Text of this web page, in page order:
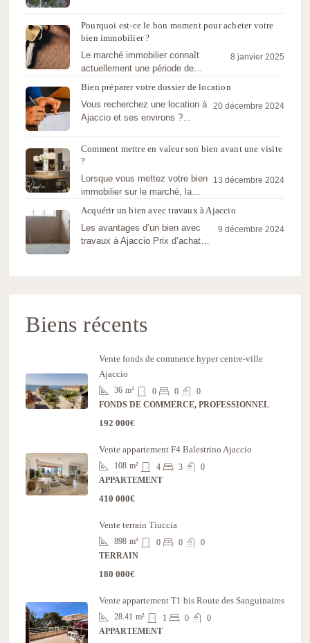
Pourquoi est-ce le bon moment pour acheter votre
bien immobilier ?
8 janvier 2025
Le marché immobilier connaît
actuellement une période de
envisagent d’acheter…
Bien préparer votre dossier de location
20 décembre 2024
Vous recherchez une location à
Ajaccio et ses environs ?
IMMOBILIER vous conseille
pour bien…
Comment mettre en valeur son bien avant une visite
?
13 décembre 2024
Lorsque vous mettez votre bien
immobilier sur le marché, la
cruciale. Une…
Acquérir un bien avec travaux à Ajaccio
9 décembre 2024
Les avantages d’un bien avec
travaux à Ajaccio Prix d’achat
Biens récents
Vente fonds de commerce hyper centre-ville
Ajaccio
36 m² 0 0
0
FONDS DE COMMERCE, PROFESSIONNEL
192 000€
Vente appartement F4 Balestrino Ajaccio
108 m² 4 3
0
APPARTEMENT
410 000€
Vente terrain Tiuccia
898 m² 0 0
0
TERRAIN
180 000€
Vente appartement T1 bis Route des Sanguinaires
28.41 m² 1 0
0
APPARTEMENT